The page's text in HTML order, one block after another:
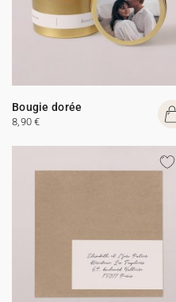
Bougie dorée
8,90 €